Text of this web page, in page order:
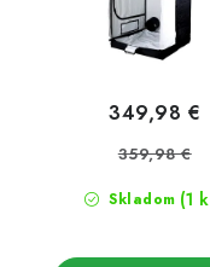
Skladom (1
349,98 €
359,98 €